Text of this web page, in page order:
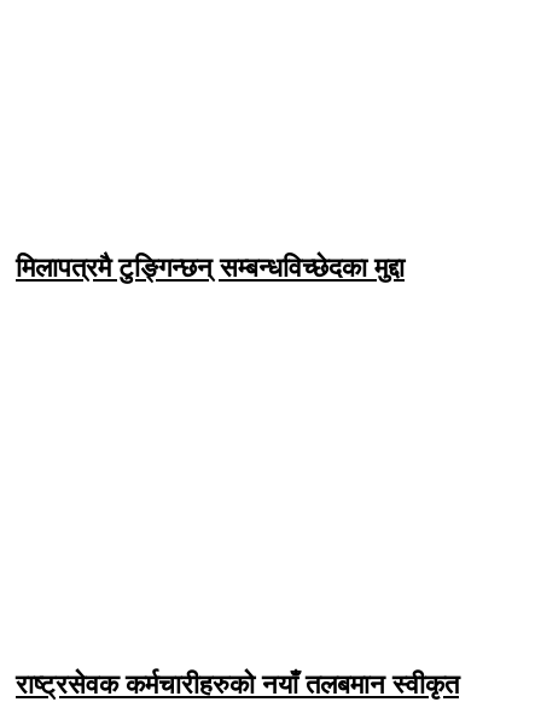
मिलापत्रमै टुङ्गिन्छन् सम्बन्धविच्छेदका मुद्दा
राष्ट्रसेवक कर्मचारीहरुको नयाँ तलबमान स्वीकृत